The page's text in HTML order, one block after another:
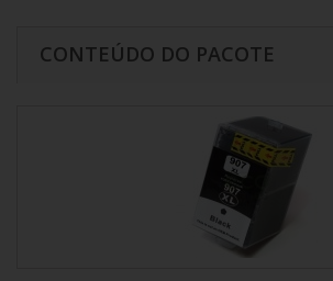
CONTEÚDO DO PACOTE